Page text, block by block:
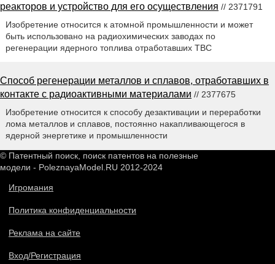
реакторов и устройство для его осуществления // 2371791
Изобретение относится к атомной промышленности и может
быть использовано на радиохимических заводах по
регенерации ядерного топлива отработавших ТВС
Способ регенерации металлов и сплавов, отработавших в
контакте с радиоактивными материалами // 2377675
Изобретение относится к способу дезактивации и переработки
лома металлов и сплавов, постоянно накапливающегося в
ядерной энергетике и промышленности
© Патентный поиск, поиск патентов на полезные
модели - PoleznayaModel.RU 2012-2024
Игромания
Политика конфиденциальности
Реклама на сайте
Вход/Регистрация